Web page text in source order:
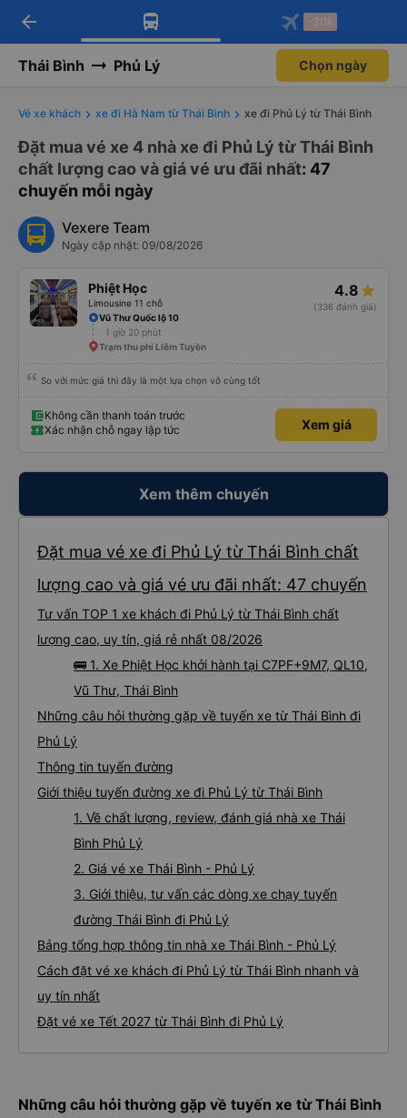
Tải app Vexere ngay!
Nhận ưu đãi thành viên độc
Mở app
Tải app Vexere
-30k/ghế khi đặt vé máy bay qua
Mở app
arrow_back -30k
Thái Bình Phủ Lý Chọn ngày
Vé xe khách xe đi Hà Nam từ Thái Bình xe đi Phủ Lý từ Thái Bình
Đặt mua vé xe 4 nhà xe đi Phủ Lý từ Thái Bình
chất lượng cao và giá vé ưu đãi nhất: 47
chuyến mỗi ngày
Vexere Team
Ngày cập nhật: 09/08/2026
Phiệt Học
Limousine 11 chỗ
4.8
(336 đánh giá)
Vũ Thư Quốc lộ 10
1 giờ 20 phút
Trạm thu phí Liêm Tuyền
So với mức giá thì đây là một lựa chọn vô cùng tốt
Không cần thanh toán trước
Xác nhận chỗ ngay lập tức
Xem giá
Xem thêm chuyến
Đặt mua vé xe đi Phủ Lý từ Thái Bình chất
lượng cao và giá vé ưu đãi nhất: 47 chuyến
Tư vấn TOP 1 xe khách đi Phủ Lý từ Thái Bình chất
lượng cao, uy tín, giá rẻ nhất 08/2026
🚌 1. Xe Phiệt Học khởi hành tại C7PF+9M7, QL10,
Vũ Thư, Thái Bình
Những câu hỏi thường gặp về tuyến xe từ Thái Bình đi
Phủ Lý
Thông tin tuyến đường
Giới thiệu tuyến đường xe đi Phủ Lý từ Thái Bình
1. Về chất lượng, review, đánh giá nhà xe Thái
Bình Phủ Lý
2. Giá vé xe Thái Bình - Phủ Lý
3. Giới thiệu, tư vấn các dòng xe chạy tuyến
đường Thái Bình đi Phủ Lý
Bảng tổng hợp thông tin nhà xe Thái Bình - Phủ Lý
Cách đặt vé xe khách đi Phủ Lý từ Thái Bình nhanh và
uy tín nhất
Đặt vé xe Tết 2027 từ Thái Bình đi Phủ Lý
Những câu hỏi thường gặp về tuyến xe từ Thái Bình